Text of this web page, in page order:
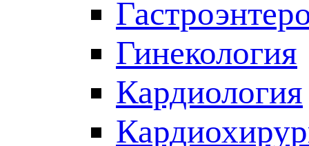
Гинекология
Кардиология